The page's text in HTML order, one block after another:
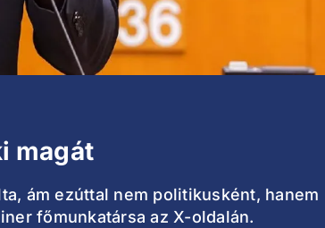
magát
ám ezúttal nem politikusként, hanem
főmunkatársa az X-oldalán.